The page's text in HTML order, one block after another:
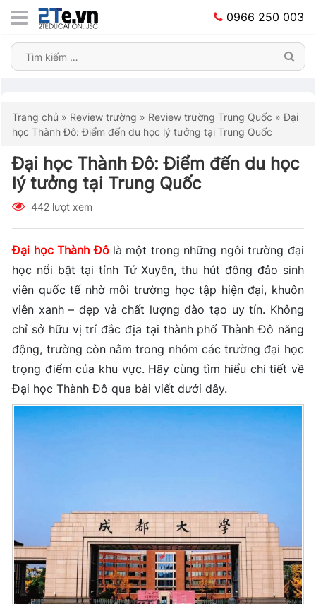
0966 250 003
Trang chủ » Review trường » Review trường Trung Quốc » Đại
học Thành Đô: Điểm đến du học lý tưởng tại Trung Quốc
Đại học Thành Đô: Điểm đến du học
lý tưởng tại Trung Quốc
442 lượt xem
Đại học Thành Đôlà một trong những ngôi trường đại
học nổi bật tại tỉnh Tứ Xuyên, thu hút đông đảo sinh
viên quốc tế nhờ môi trường học tập hiện đại, khuôn
viên xanh – đẹp và chất lượng đào tạo uy tín. Không
chỉ sở hữu vị trí đắc địa tại thành phố Thành Đô năng
động, trường còn nằm trong nhóm các trường đại học
trọng điểm của khu vực. Hãy cùng tìm hiểu chi tiết về
Đại học Thành Đô qua bài viết dưới đây.